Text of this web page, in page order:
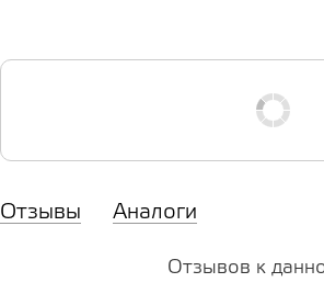
Отзывы Аналоги
Отзывов к